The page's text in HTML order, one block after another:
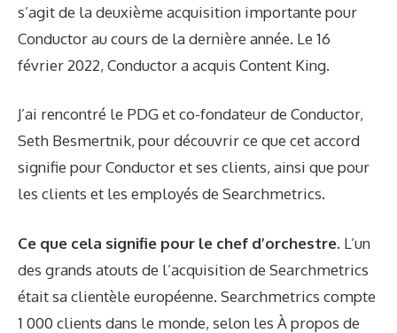
s’agit de la deuxième acquisition importante pour
Conductor au cours de la dernière année. Le 16
février 2022, Conductor a acquis Content King.
J’ai rencontré le PDG et co-fondateur de Conductor,
Seth Besmertnik, pour découvrir ce que cet accord
signifie pour Conductor et ses clients, ainsi que pour
les clients et les employés de Searchmetrics.
Ce que cela signifie pour le chef d’orchestre. L’un
des grands atouts de l’acquisition de Searchmetrics
était sa clientèle européenne. Searchmetrics compte
1 000 clients dans le monde, selon les À propos de